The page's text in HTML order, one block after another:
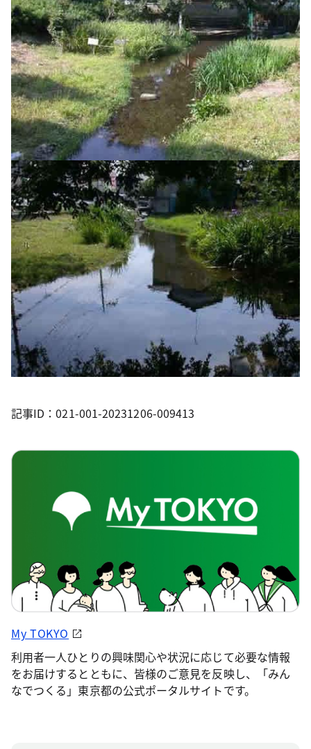
記事ID：021-001-20231206-009413
My TOKYO
利用者一人ひとりの興味関心や状況に応じて必要な情報
をお届けするとともに、皆様のご意見を反映し、「みん
なでつくる」東京都の公式ポータルサイトです。